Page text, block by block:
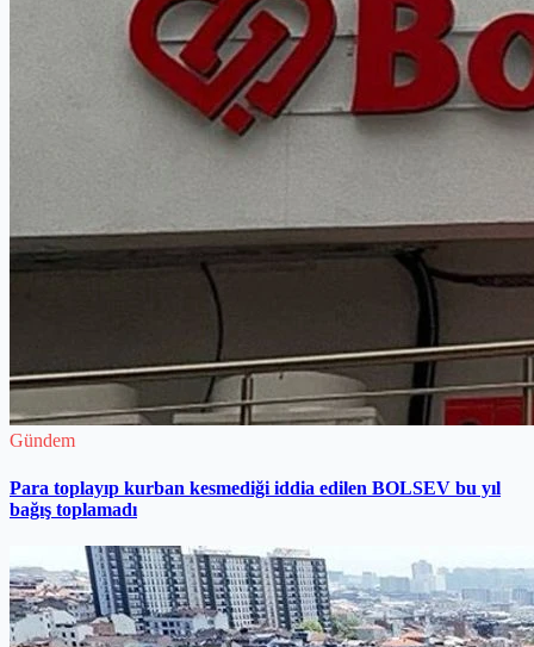
Gündem
Para toplayıp kurban kesmediği iddia edilen BOLSEV bu yıl
bağış toplamadı